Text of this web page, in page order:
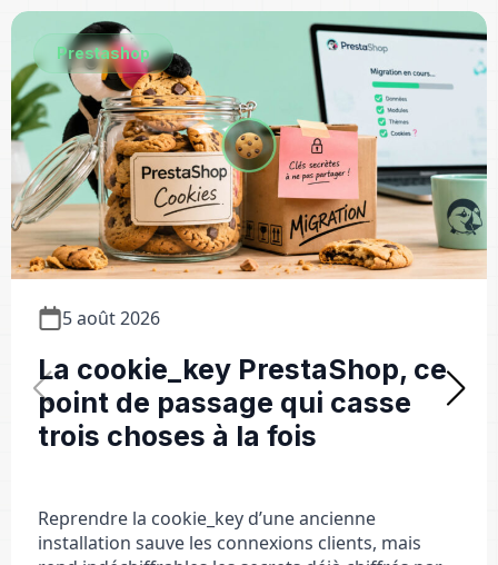
Prestashop
5 août 2026
La cookie_key PrestaShop, ce
point de passage qui casse
trois choses à la fois
Reprendre la cookie_key d’une ancienne
installation sauve les connexions clients, mais